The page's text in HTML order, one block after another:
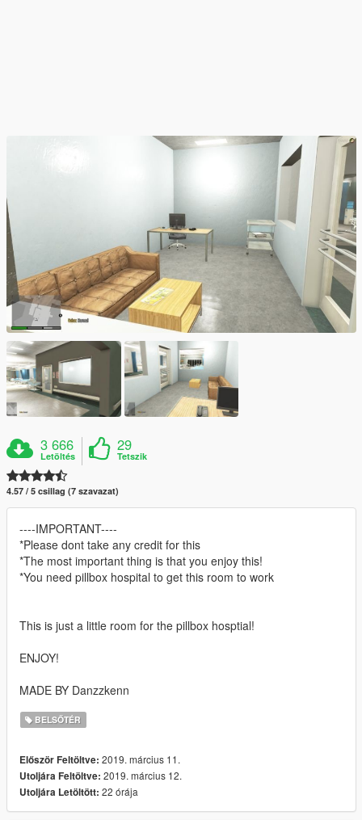
3 666
Letöltés
29
Tetszik
4.57 / 5 csillag (7 szavazat)
----IMPORTANT----
*Please dont take any credit for this
*The most important thing is that you enjoy this!
*You need pillbox hospital to get this room to work
This is just a little room for the pillbox hosptial!
ENJOY!
MADE BY Danzzkenn
BELSŐTÉR
Először Feltöltve: 2019. március 11.
Utoljára Feltöltve: 2019. március 12.
Utoljára Letöltött: 22 órája